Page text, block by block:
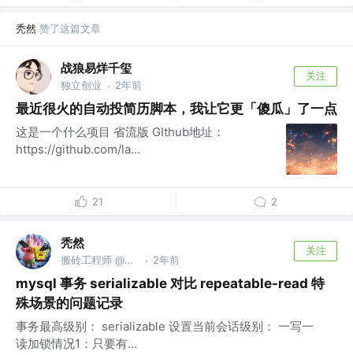
秃然 赞了这篇文章
战狼易烊千玺
独立创业 · 2年前
关注
最近很火的自动投简历脚本，我让它更「傻瓜」了一点
这是一个什么项目 省流版 GIthub地址：
https://github.com/la...
21 2
秃然
搬砖工程师 @数字游民 · 2年前
关注
mysql 事务 serializable 对比 repeatable-read 特
殊场景的问题记录
事务最高级别： serializable 设置当前会话级别： 一写一
读加锁情况1：只要有...